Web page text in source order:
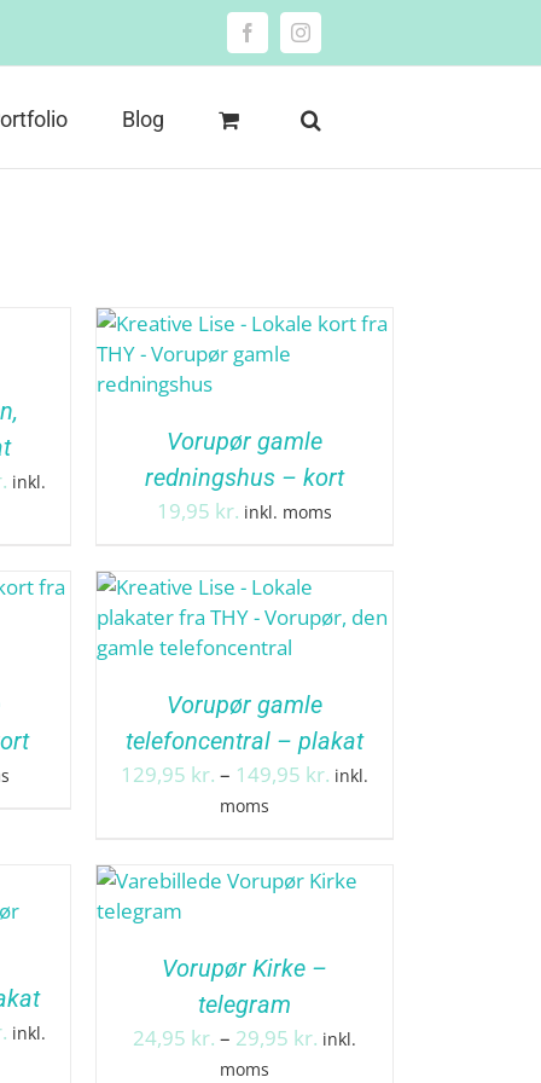
FacebookInstagram
Blog
Prisinterval:
149,95 kr.
inkl.
Vorupør gamle
redningshus – kort
19,95 kr. inkl. moms
Vorupør gamle
telefoncentral – plakat
129,95 kr. – 149,95 kr.Prisinterval:
inkl.
moms
Prisinterval:
inkl.
Vorupør Kirke –
telegram
24,95 kr. – 29,95 kr.Prisinterval:
inkl.
moms